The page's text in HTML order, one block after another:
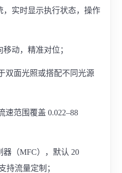
，实时显示执行状态，操作
动，精准对位；
双面光照或搭配不同光源
速范围覆盖 0.022–88
器（MFC），默认 20
持流量定制；